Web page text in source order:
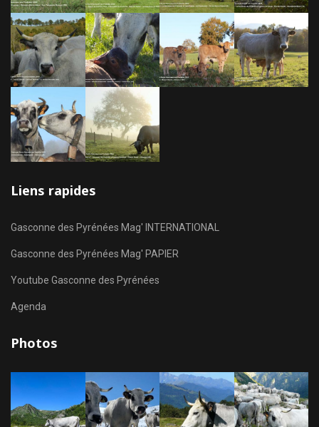
Liens rapides
Gasconne des Pyrénées Mag' INTERNATIONAL
Gasconne des Pyrénées Mag' PAPIER
Youtube Gasconne des Pyrénées
Agenda
Photos